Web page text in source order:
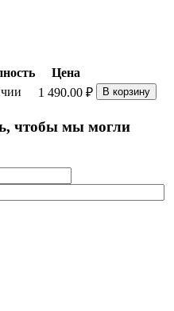
Цена
1 490.00 ₽ В корзину
чтобы мы могли